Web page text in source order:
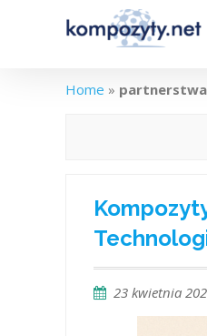
Home »
23 kwietnia